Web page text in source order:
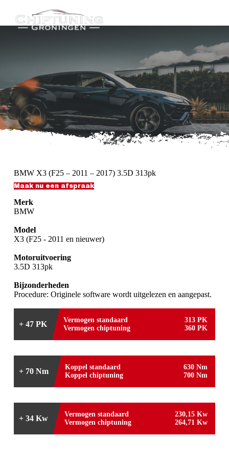
n
i
n
h
u
d
BMW X3 (F25 – 2011 – 2017) 3.5D 313pk
Maak nu een afspraak
Merk
BMW
Model
X3 (F25 - 2011 en nieuwer)
Motoruitvoering
3.5D 313pk
Bijzonderheden
Procedure: Originele software wordt uitgelezen en aangepast.
+ 47 PK Vermogen standaard
313 PK
Vermogen chiptuning
360 PK
+ 70 Nm Koppel standaard
630 Nm
Koppel chiptuning
700 Nm
+ 34 Kw Vermogen standaard
230,15 Kw
Vermogen chiptuning
264,71 Kw